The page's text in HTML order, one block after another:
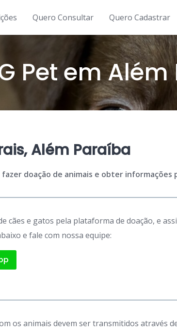
Quero Consultar Quero Cadastrar
Pet em
Além Paraíba
doação de animais e obter informações
cães e gatos pela plataforma de doação, e
e fale com nossa equipe:
os animais devem ser transmitidos através